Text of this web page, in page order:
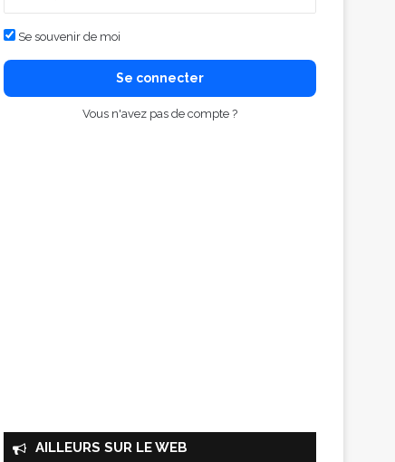
Se souvenir de moi
Se connecter
Vous n'avez pas de compte ?
AILLEURS SUR LE WEB